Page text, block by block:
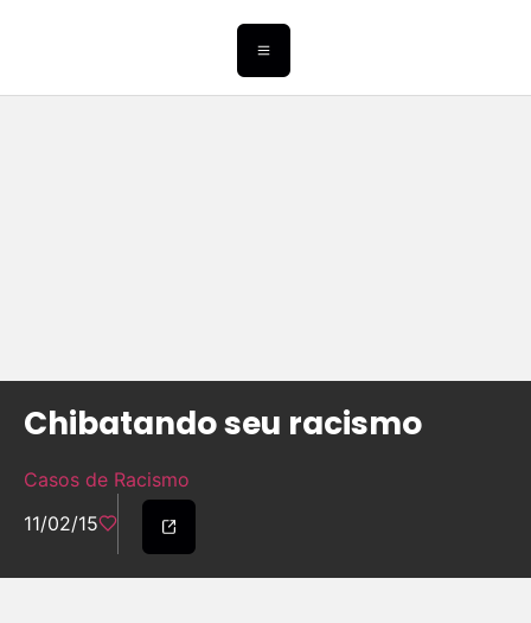
Chibatando seu racismo
Casos de Racismo
11/02/15